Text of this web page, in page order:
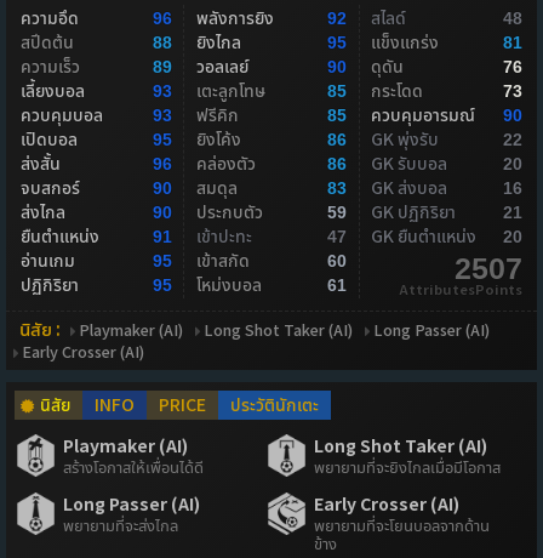
ความอึด 96
สปีดต้น 88
ความเร็ว 89
เลี้ยงบอล 93
ควบคุมบอล 93
เปิดบอล 95
ส่งสั้น 96
จบสกอร์ 90
ส่งไกล 90
ยืนตำแหน่ง 91
อ่านเกม 95
ปฏิกิริยา 95
พลังการยิง 92
ยิงไกล 95
วอลเลย์ 90
เตะลูกโทษ 85
ฟรีคิก 85
ยิงโค้ง 86
คล่องตัว 86
สมดุล 83
ประกบตัว 59
เข้าปะทะ 47
เข้าสกัด 60
โหม่งบอล 61
สไลด์ 48
แข็งแกร่ง 81
ดุดัน 76
กระโดด 73
ควบคุมอารมณ์ 90
GK พุ่งรับ 22
GK รับบอล 20
GK ส่งบอล 16
GK ปฏิกิริยา 21
GK ยืนตำแหน่ง 20
2507
AttributesPoints
นิสัย : Playmaker (AI) Long Shot Taker (AI)
Long Passer (AI)
Early Crosser (AI)
นิสัย INFO PRICE
ประวัตินักเตะ
Playmaker (AI)
สร้างโอกาสให้เพื่อนได้ดี
Long Shot Taker (AI)
พยายามที่จะยิงไกลเมื่อมีโอกาส
Long Passer (AI)
พยายามที่จะส่งไกล
Early Crosser (AI)
พยายามที่จะโยนบอลจากด้าน
ข้าง